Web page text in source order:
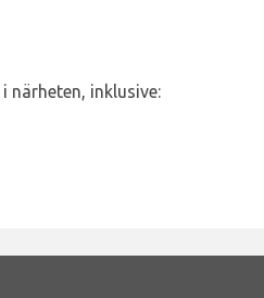
närheten, inklusive: